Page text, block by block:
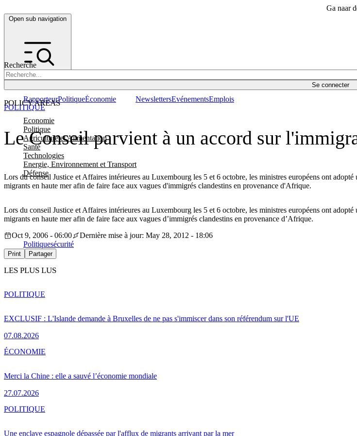
Ga naar
Open sub navigation
Recherche
Se connecter
POLICY AREAS
Economie
Politique
Agriculture et Alimentation
Santé
Technologies
Energie, Environnement et Transport
Défense
RapporteurPolitiqueÉconomie NewslettersEvénementsEmplois
Le Conseil parvient à un accord sur
Lors du conseil Justice et Affaires intérieures au Luxembourg les 5 et 6 octobre, les ministres européens ont
migrants en haute mer afin de faire face aux vagues d'immigrés clandestins en provenance d'Afrique.
POLITIQUE
Lors du conseil Justice et Affaires intérieures au Luxembourg les 5 et 6 octobre, les ministres européens ont
migrants en haute mer afin de faire face aux vagues d’immigrés clandestins en provenance d’Afrique.
Oct 9, 2006 - 06:00
Dernière mise à jour: May 28, 2012 - 18:06
Politiquesécurité
Print Partager
LES PLUS LUS
EXCLUSIF : L'Islande demande à Bruxelles de ne pas s'immiscer dans son référendum sur l'UE
07.08.2026
POLITIQUE
Merci la Chine : elle a sauvé l’économie mondiale
27.07.2026
ÉCONOMIE
Une enclave espagnole dépassée par l'afflux de migrants arrivant par la mer
POLITIQUE